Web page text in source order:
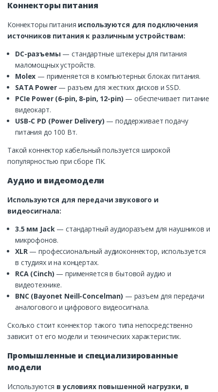
Коннекторы питания
Коннекторы питания используются для подключения
источников питания к различным устройствам:
DC-разъемы — стандартные штекеры для питания
маломощных устройств.
Molex — применяется в компьютерных блоках питания.
SATA Power— разъем для жестких дисков и SSD.
PCIe Power (6-pin, 8-pin, 12-pin) — обеспечивает питание
видеокарт.
USB-C PD (Power Delivery) — поддерживает подачу
питания до 100 Вт.
Такой коннектор кабельный пользуется широкой
популярностью при сборе ПК.
Аудио и видеомодели
Используются для передачи звукового и
видеосигнала:
3.5 мм Jack— стандартный аудиоразъем для наушников и
микрофонов.
XLR— профессиональный аудиоконнектор, используется
в студиях и на концертах.
RCA (Cinch) — применяется в бытовой аудио и
видеотехнике.
BNC (Bayonet Neill-Concelman) — разъем для передачи
аналогового и цифрового видеосигнала.
Сколько стоит коннектор такого типа непосредственно
зависит от его модели и технических характеристик.
Промышленные и специализированные
модели
Используются в условиях повышенной нагрузки, в